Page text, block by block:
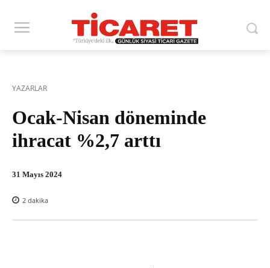
YAZARLAR
Ocak-Nisan döneminde
ihracat %2,7 arttı
31 Mayıs 2024
2 dakika